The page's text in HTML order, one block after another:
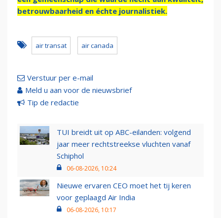
betrouwbaarheid en échte journalistiek.
air transat air canada
Verstuur per e-mail
Meld u aan voor de nieuwsbrief
Tip de redactie
TUI breidt uit op ABC-eilanden: volgend
jaar meer rechtstreekse vluchten vanaf
Schiphol
06-08-2026, 10:24
Nieuwe ervaren CEO moet het tij keren
voor geplaagd Air India
06-08-2026, 10:17